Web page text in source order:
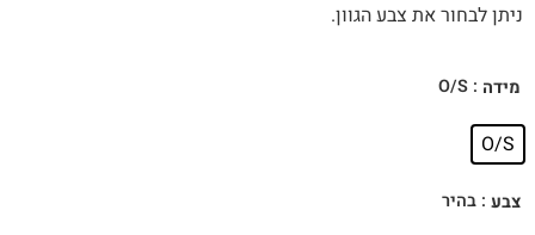
ניתן לבחור את צבע הגוון.
מידה : O/S
O/S
צבע : בהיר